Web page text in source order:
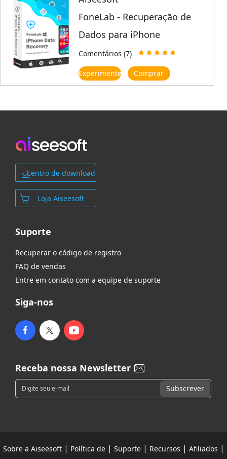
FoneLab - Recuperação de
Dados para iPhone
Comentários (7)
Experimente Comprar
Centro de download
Loja Aiseesoft
Suporte
Recuperar o código de registro
FAQ de vendas
Entre em contato com a equipe de suporte
Siga-nos
Receba nossa Newsletter
Sobre a Aiseesoft| Política de| Suporte| Recursos | Afiliados |